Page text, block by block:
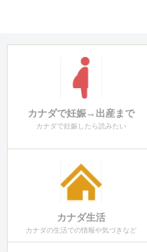
カナダで妊娠→出産まで
カナダで妊娠したら読みたい
カナダ生活
カナダの生活での情報や気づきなど